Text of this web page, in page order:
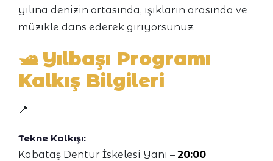
yılına denizin ortasında, ışıkların arasında ve
müzikle dans ederek giriyorsunuz.
🛥️ Yılbaşı Programı
Kalkış Bilgileri
📍
Tekne Kalkışı:
Kabataş Dentur İskelesi Yanı – 20:00